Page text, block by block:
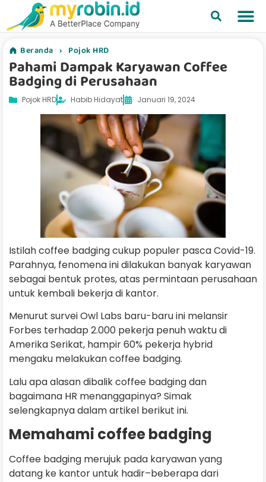
Beranda › Pojok HRD
Pahami Dampak Karyawan Coffee
Badging di Perusahaan
Pojok HRD Habib Hidayat Januari 19, 2024
Istilah coffee badging cukup populer pasca Covid-19.
Parahnya, fenomena ini dilakukan banyak karyawan
sebagai bentuk protes, atas permintaan perusahaan
untuk kembali bekerja di kantor.
Menurut survei Owl Labs baru-baru ini melansir
Forbes terhadap 2.000 pekerja penuh waktu di
Amerika Serikat, hampir 60% pekerja hybrid
mengaku melakukan coffee badging.
Lalu apa alasan dibalik coffee badging dan
bagaimana HR menanggapinya? Simak
selengkapnya dalam artikel berikut ini.
Memahami coffee badging
Coffee badging merujuk pada karyawan yang
datang ke kantor untuk hadir–beberapa dari